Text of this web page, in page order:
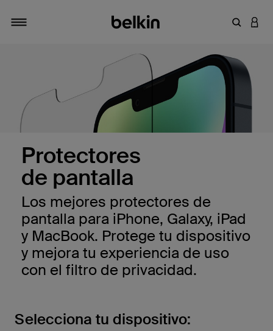
Protectores
de pantalla
Los mejores protectores de
pantalla para iPhone, Galaxy, iPad
y MacBook. Protege tu dispositivo
y mejora tu experiencia de uso
con el filtro de privacidad.
Selecciona tu dispositivo: